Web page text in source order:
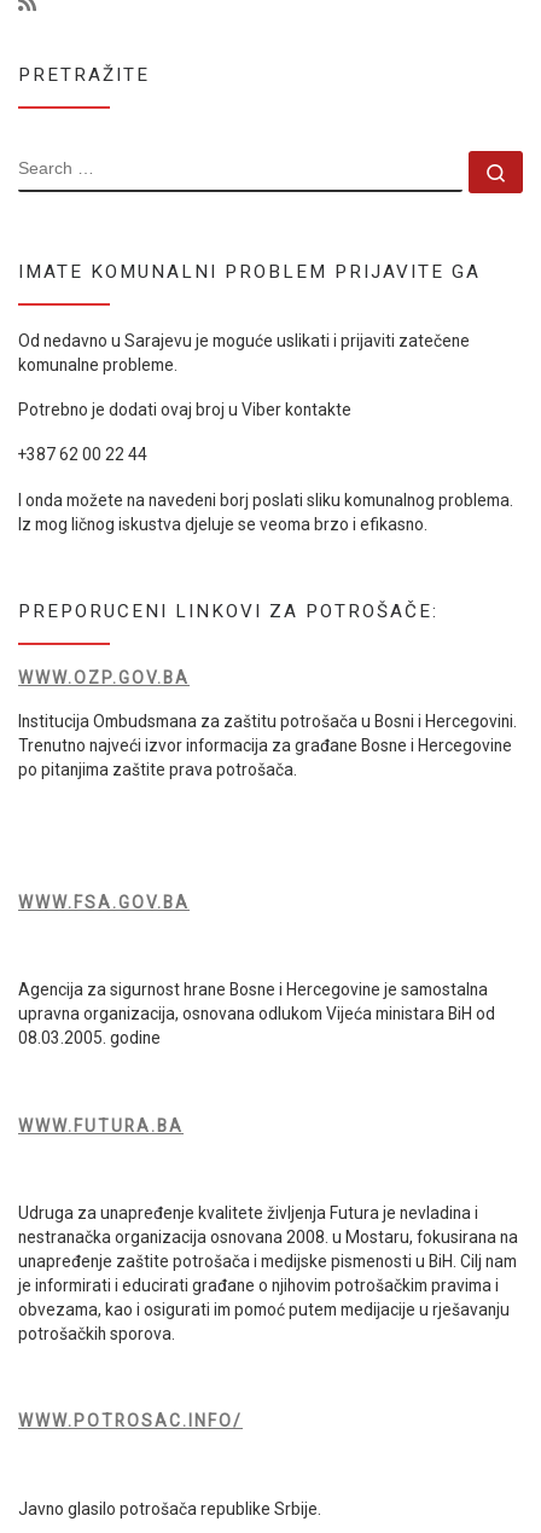
PRETRAŽITE
SEARCH
IMATE KOMUNALNI PROBLEM PRIJAVITE GA
Od nedavno u Sarajevu je moguće uslikati i prijaviti zatečene
komunalne probleme.
Potrebno je dodati ovaj broj u Viber kontakte
+387 62 00 22 44
I onda možete na navedeni borj poslati sliku komunalnog problema.
Iz mog ličnog iskustva djeluje se veoma brzo i efikasno.
PREPORUCENI LINKOVI ZA POTROŠAČE:
WWW.OZP.GOV.BA
Institucija Ombudsmana za zaštitu potrošača u Bosni i Hercegovini.
Trenutno najveći izvor informacija za građane Bosne i Hercegovine
po pitanjima zaštite prava potrošača.
WWW.FSA.GOV.BA
Agencija za sigurnost hrane Bosne i Hercegovine je samostalna
upravna organizacija, osnovana odlukom Vijeća ministara BiH od
08.03.2005. godine
WWW.FUTURA.BA
Udruga za unapređenje kvalitete življenja Futura je nevladina i
nestranačka organizacija osnovana 2008. u Mostaru, fokusirana na
unapređenje zaštite potrošača i medijske pismenosti u BiH. Cilj nam
je informirati i educirati građane o njihovim potrošačkim pravima i
obvezama, kao i osigurati im pomoć putem medijacije u rješavanju
potrošačkih sporova.
WWW.POTROSAC.INFO/
Javno glasilo potrošača republike Srbije.